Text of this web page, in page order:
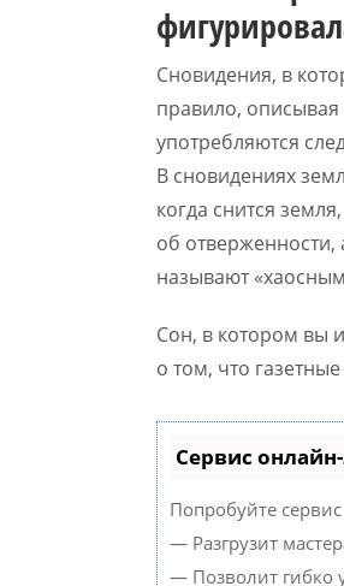
Сновидения, в
правило,
употребляются
В сновидениях
когда снится
об
называют
Сон, в котором вы
о том, что
Сервис
Попробуйте
— Разгрузит
— Позволит гибко